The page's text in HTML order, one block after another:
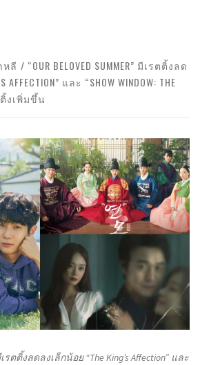
หลี
“OUR BELOVED SUMMER” มีเรตติ้งลด
และ “SHOW WINDOW: THE
ตติ้งเพิ่มขึ้น
รตติ้งลดลงเล็กน้อย “The King’s Affection” และ